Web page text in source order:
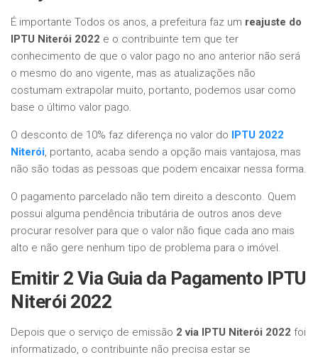
É importante Todos os anos, a prefeitura faz um reajuste do
IPTU Niterói 2022 e o contribuinte tem que ter
conhecimento de que o valor pago no ano anterior não será
o mesmo do ano vigente, mas as atualizações não
costumam extrapolar muito, portanto, podemos usar como
base o último valor pago.
O desconto de 10% faz diferença no valor do IPTU 2022
Niterói, portanto, acaba sendo a opção mais vantajosa, mas
não são todas as pessoas que podem encaixar nessa forma.
O pagamento parcelado não tem direito a desconto. Quem
possui alguma pendência tributária de outros anos deve
procurar resolver para que o valor não fique cada ano mais
alto e não gere nenhum tipo de problema para o imóvel.
Emitir 2 Via Guia da Pagamento IPTU
Niterói 2022
Depois que o serviço de emissão 2 via IPTU Niterói 2022 foi
informatizado, o contribuinte não precisa estar se